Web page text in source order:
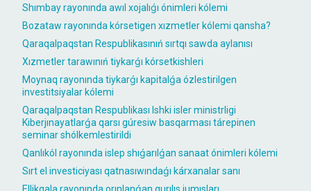
Shımbay rayonında awıl xojalıǵı ónimleri kólemi
Bozataw rayonında kórsetigen xızmetler kólemi qansha?
Qaraqalpaqstan Respublikasınıń sırtqı sawda aylanısı
Xızmetler tarawınıń tiykarǵı kórsetkishleri
Moynaq rayonında tiykarǵı kapitalǵa ózlestirilgen
investitsiyalar kólemi
Qaraqalpaqstan Respublikası Ishki isler ministrligi
Kiberjınayatlarǵa qarsı gúresiw basqarması tárepinen
seminar shólkemlestirildi
Qanlıkól rayonında islep shıǵarılǵan sanaat ónimleri kólemi
Sırt el investiciyası qatnasıwındaǵı kárxanalar sanı
Ellikqala rayonında orınlanǵan qurılıs jumısları